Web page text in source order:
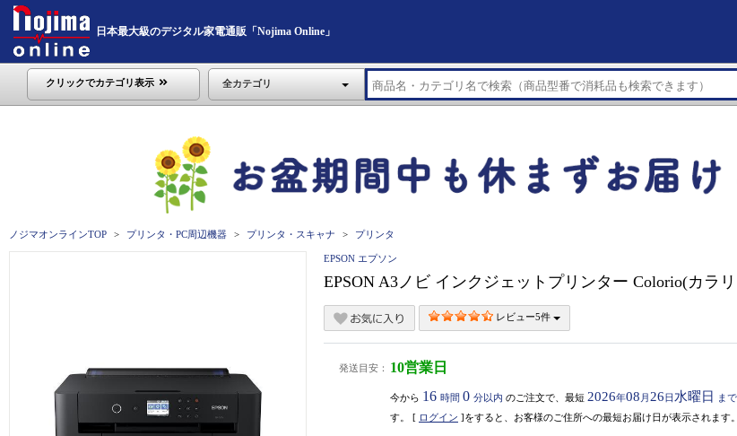
日本最大級のデジタル家電通販「Nojima Online」
クリックでカテゴリ表示 全カテゴリ
ノジマオンラインTOP プリンタ・PC周辺機器 プリンタ・スキャナ プリンタ
EPSON エプソン
EPSON A3ノビ インクジェットプリンター Colorio(カラ
レビュー5件
発送目安： 10営業日
今から 16 時間 0 分以内 のご注文で、最短 2026年08 月 26日 水曜日 ま
す。 [ ログイン ]をすると、お客様のご住所への最短お届け日が表示されます。